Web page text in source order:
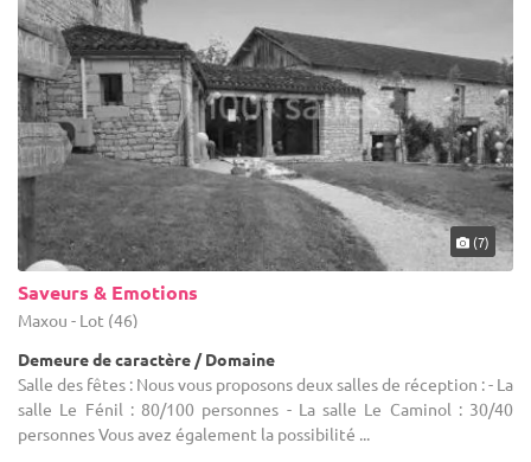
(7)
Saveurs & Emotions
Maxou - Lot (46)
Demeure de caractère / Domaine
Salle des fêtes : Nous vous proposons deux salles de réception : - La
salle Le Fénil : 80/100 personnes - La salle Le Caminol : 30/40
personnes Vous avez également la possibilité ...